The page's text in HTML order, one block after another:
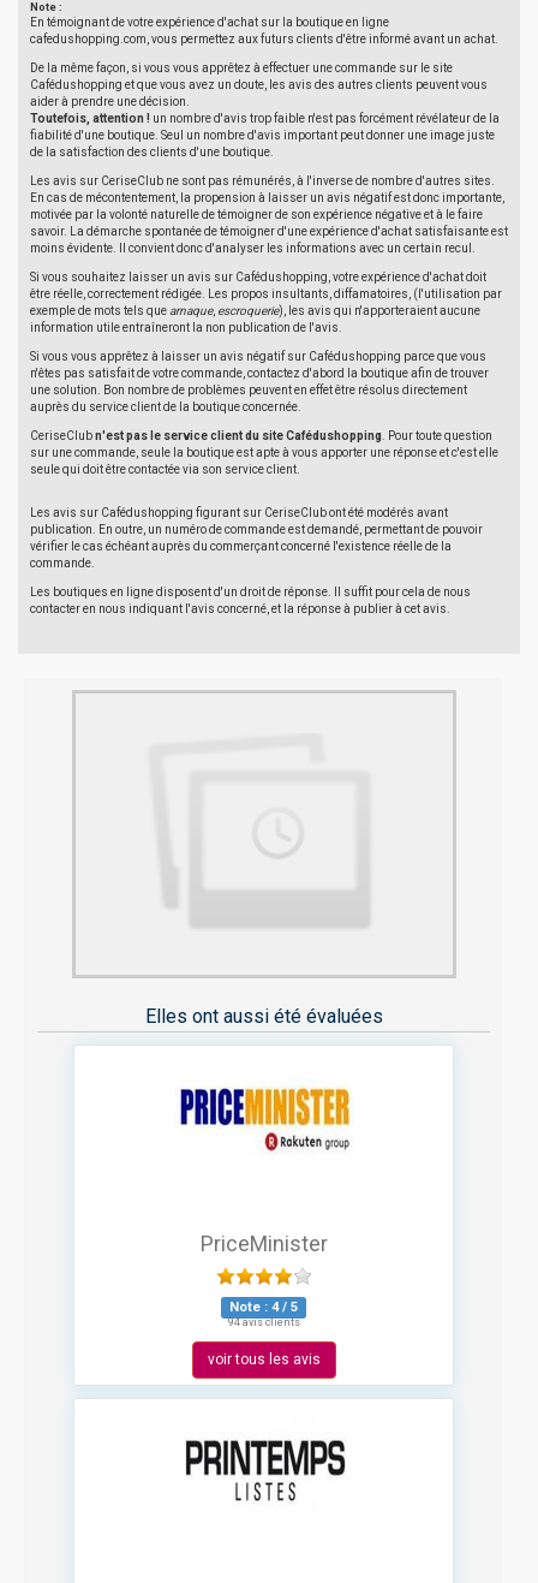
Note :
En témoignant de votre expérience d'achat sur la boutique en ligne
cafedushopping.com, vous permettez aux futurs clients d'être informé avant un achat.
De la même façon, si vous vous apprêtez à effectuer une commande sur le site
Cafédushopping et que vous avez un doute, les avis des autres clients peuvent vous
aider à prendre une décision.
Toutefois, attention ! un nombre d'avis trop faible n'est pas forcément révélateur de la
fiabilité d'une boutique. Seul un nombre d'avis important peut donner une image juste
de la satisfaction des clients d'une boutique.
Les avis sur CeriseClub ne sont pas rémunérés, à l'inverse de nombre d'autres sites.
En cas de mécontentement, la propension à laisser un avis négatif est donc importante,
motivée par la volonté naturelle de témoigner de son expérience négative et à le faire
savoir. La démarche spontanée de témoigner d'une expérience d'achat satisfaisante est
moins évidente. Il convient donc d'analyser les informations avec un certain recul.
Si vous souhaitez laisser un avis sur Cafédushopping, votre expérience d'achat doit
être réelle, correctement rédigée. Les propos insultants, diffamatoires, (l'utilisation par
exemple de mots tels que arnaque, escroquerie), les avis qui n'apporteraient aucune
information utile entraîneront la non publication de l'avis.
Si vous vous apprêtez à laisser un avis négatif sur Cafédushopping parce que vous
n'êtes pas satisfait de votre commande, contactez d'abord la boutique afin de trouver
une solution. Bon nombre de problèmes peuvent en effet être résolus directement
auprès du service client de la boutique concernée.
CeriseClubn'est pas le service client du site Cafédushopping . Pour toute question
sur une commande, seule la boutique est apte à vous apporter une réponse et c'est elle
seule qui doit être contactée via son service client.
Les avis sur Cafédushopping figurant sur CeriseClub ont été modérés avant
publication. En outre, un numéro de commande est demandé, permettant de pouvoir
vérifier le cas échéant auprès du commerçant concerné l'existence réelle de la
commande.
Les boutiques en ligne disposent d'un droit de réponse. Il suffit pour cela de nous
contacter en nous indiquant l'avis concerné, et la réponse à publier à cet avis.
Elles ont aussi été évaluées
PriceMinister
Note : 4/ 5
94 avis clients
voir tous les avis